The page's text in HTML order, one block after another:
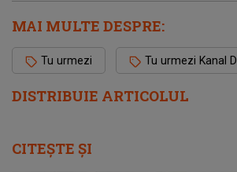
DISTRIBUIE ARTICOLUL
MAI MULTE DESPRE:
Tu urmezi Tu urmezi Kanal D
CITEȘTE ȘI